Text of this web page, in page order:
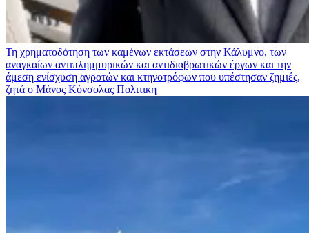
Τη χρηματοδότηση των καμένων εκτάσεων στην Κάλυμνο, των
αναγκαίων αντιπλημμυρικών και αντιδιαβρωτικών έργων και την
άμεση ενίσχυση αγροτών και κτηνοτρόφων που υπέστησαν ζημιές,
ζητά ο Μάνος Κόνσολας Πολιτικη